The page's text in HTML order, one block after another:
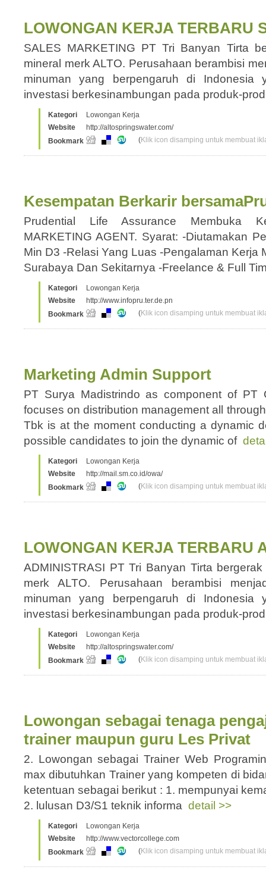
LOWONGAN KERJA TERBARU
SALES MARKETING PT Tri Banyan Tirta
mineral merk ALTO. Perusahaan berambisi
minuman yang berpengaruh di Indonesia
investasi berkesinambungan pada produk-
Kategori
Lowongan Kerja
Website
http://altospringswater.com/
Bookmark
(Klik icon disamping untuk membuat
Kesempatan Berkarir
Prudential Life Assurance Membuka
MARKETING AGENT. Syarat: -Diutamakan
Min D3 -Relasi Yang Luas -Pengalaman Kerja
Surabaya Dan Sekitarnya -Freelance & Full
Kategori
Lowongan Kerja
Website
http://www.infopru.ter.de.pn
Bookmark
(Klik icon disamping untuk membuat
Marketing Admin Support
PT Surya Madistrindo as component of PT
focuses on distribution management all
Tbk is at the moment conducting a dynamic
possible candidates to join the dynamic of
Kategori
Lowongan Kerja
Website
http://mail.sm.co.id/owa/
Bookmark
(Klik icon disamping untuk membuat
LOWONGAN KERJA TERBARU
ADMINISTRASI PT Tri Banyan Tirta
merk ALTO. Perusahaan berambisi
minuman yang berpengaruh di Indonesia
investasi berkesinambungan pada produk-
Kategori
Lowongan Kerja
Website
http://altospringswater.com/
Bookmark
(Klik icon disamping untuk membuat
Lowongan sebagai tenaga
trainer maupun guru Les Privat
2. Lowongan sebagai Trainer Web
max dibutuhkan Trainer yang kompeten di
ketentuan sebagai berikut : 1. mempunyai
2. lulusan D3/S1 teknik informa detail >>
Kategori
Lowongan Kerja
Website
http://www.vectorcollege.com
Bookmark
(Klik icon disamping untuk membuat